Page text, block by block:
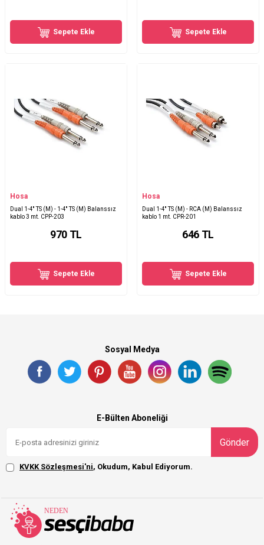
Sepete Ekle Sepete Ekle
Hosa
Dual 1-4'' TS (M) - 1-4'' TS (M) Balanssız
kablo 3 mt. CPP-203
970 TL
Sepete Ekle
Hosa
Dual 1-4'' TS (M) - RCA (M) Balanssız
kablo 1 mt. CPR-201
646 TL
Sepete Ekle
Sosyal Medya
E-Bülten Aboneliği
Gönder
KVKK Sözleşmesi'ni, Okudum, Kabul Ediyorum.